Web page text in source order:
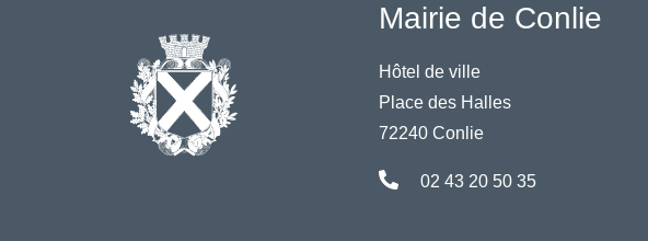
Mairie de Conlie
Hôtel de ville
Place des Halles
72240 Conlie
02 43 20 50 35